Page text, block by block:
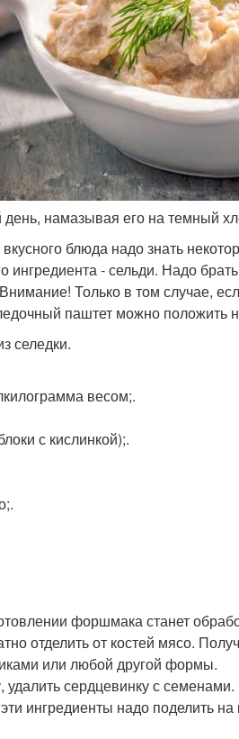
намазывая его на темный
блюда надо знать
ингредиента - сельди. Надо
Только в том случае,
паштет можно положить
селедки.
весом;.
с кислинкой);.
форшмака станет
отделить от костей мясо.
или любой другой формы.
удалить сердцевинку с
ингредиенты надо поделить